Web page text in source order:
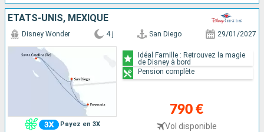
ÉTATS-UNIS, MEXIQUE
Payez en 3X
Disney Wonder 4 j San Diego 29/01/2027
790 €
Vol disponible
Idéal Famille : Retrouvez la magie
de Disney à bord
Pension complète